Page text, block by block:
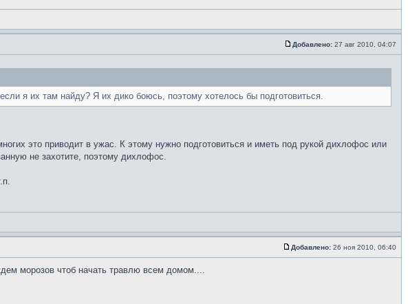
Добавлено: 27 авг 2010, 04:07
я их там найду? Я их дико боюсь, поэтому хотелось бы подготовиться.
это приводит в ужас. К этому нужно подготовиться и иметь под рукой дихлофос или
не захотите, поэтому дихлофос.
Добавлено: 26 ноя 2010, 06:40
морозов чтоб начать травлю всем домом....